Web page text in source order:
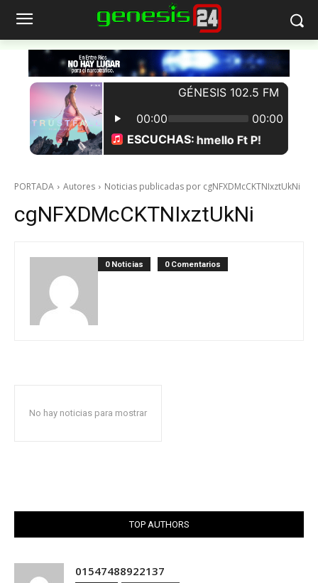
PORTADA Autores Noticias publicadas por cgNFXDMcCKTNIxztUkNi
cgNFXDMcCKTNIxztUkNi
0 Noticias 0 Comentarios
No hay noticias para mostrar
TOP AUTHORS
01547488922137